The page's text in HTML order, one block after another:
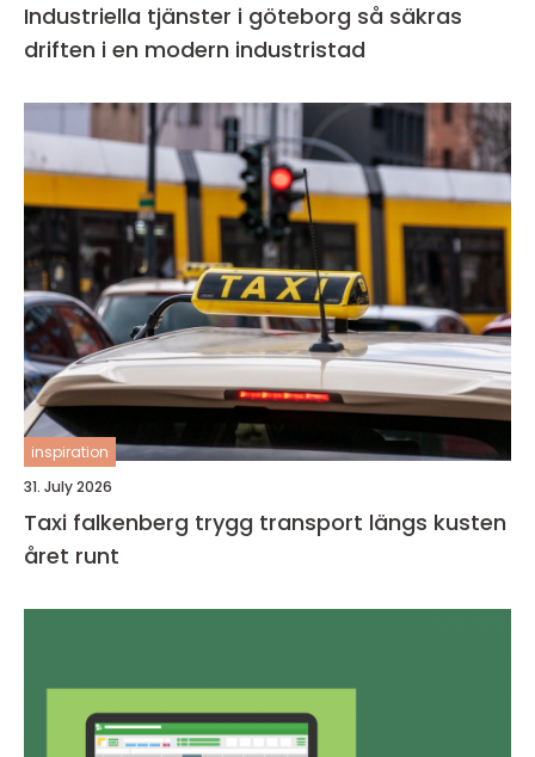
Industriella tjänster i göteborg så säkras
driften i en modern industristad
inspiration
31. July 2026
Taxi falkenberg trygg transport längs kusten
året runt